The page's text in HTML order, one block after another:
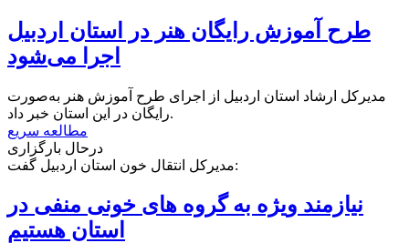
طرح آموزش رایگان هنر در استان اردبیل
اجرا می‌شود
مدیرکل ارشاد استان اردبیل از اجرای طرح آموزش هنر به‌صورت
رایگان در این استان خبر داد.
مطالعه سریع
درحال بارگزاری
مدیرکل انتقال خون استان اردبیل گفت:
نیازمند ویژه به گروه های خونی منفی در
استان هستیم